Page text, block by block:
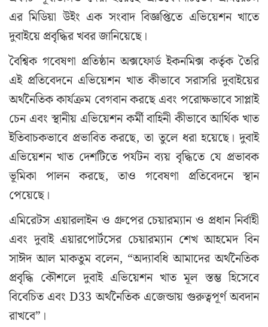
এর মিডিয়া উইং এক সংবাদ বিজ্ঞপ্তিতে এভিয়েশন খাতে
দুবাইয়ে প্রবৃদ্ধির খবর জানিয়েছে।
বৈশ্বিক গবেষণা প্রতিষ্ঠান অক্সফোর্ড ইকনমিক্স কর্তৃক তৈরি
এই প্রতিবেদনে এভিয়েশন খাত কীভাবে সরাসরি দুবাইয়ের
অর্থনৈতিক কার্যক্রম বেগবান করছে এবং পরোক্ষভাবে সাপ্লাই
চেন এবং স্থানীয় এভিয়েশন কর্মী বাহিনী কীভাবে আর্থিক খাত
ইতিবাচকভাবে প্রভাবিত করছে, তা তুলে ধরা হয়েছে। দুবাই
এভিয়েশন খাত দেশটিতে পর্যটন ব্যয় বৃদ্ধিতে যে প্রভাবক
ভূমিকা পালন করছে, তাও গবেষণা প্রতিবেদনে স্থান
পেয়েছে।
এমিরেটস এয়ারলাইন ও গ্রুপের চেয়ারম্যান ও প্রধান নির্বাহী
এবং দুবাই এয়ারপোর্টসের চেয়ারম্যান শেখ আহমেদ বিন
সাঈদ আল মাকতুম বলেন, “অদ্যাবধি আমাদের অর্থনৈতিক
প্রবৃদ্ধি কৌশলে দুবাই এভিয়েশন খাত মূল স্তম্ভ হিসেবে
বিবেচিত এবং D33 অর্থনৈতিক এজেন্ডায় গুরুত্বপূর্ণ অবদান
রাখবে”।